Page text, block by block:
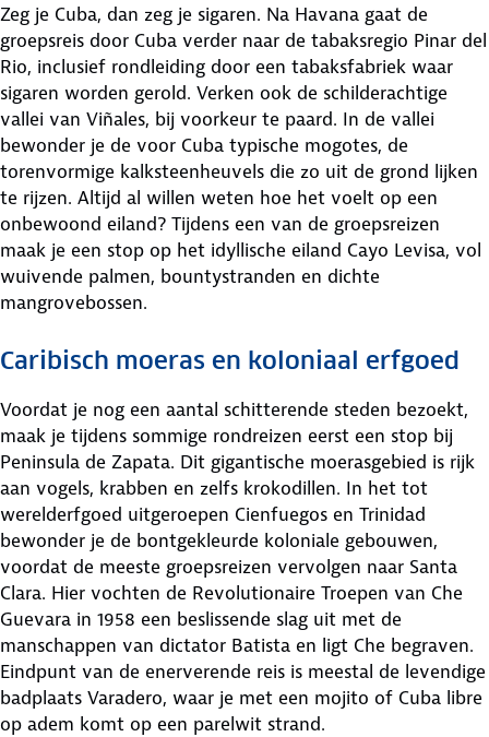
Zeg je Cuba, dan zeg je sigaren. Na Havana gaat de
groepsreis door Cuba verder naar de tabaksregio Pinar del
Rio, inclusief rondleiding door een tabaksfabriek waar
sigaren worden gerold. Verken ook de schilderachtige
vallei van Viñales, bij voorkeur te paard. In de vallei
bewonder je de voor Cuba typische mogotes, de
torenvormige kalksteenheuvels die zo uit de grond lijken
te rijzen. Altijd al willen weten hoe het voelt op een
onbewoond eiland? Tijdens een van de groepsreizen
maak je een stop op het idyllische eiland Cayo Levisa, vol
wuivende palmen, bountystranden en dichte
mangrovebossen.
Caribisch moeras en koloniaal erfgoed
Voordat je nog een aantal schitterende steden bezoekt,
maak je tijdens sommige rondreizen eerst een stop bij
Peninsula de Zapata. Dit gigantische moerasgebied is rijk
aan vogels, krabben en zelfs krokodillen. In het tot
werelderfgoed uitgeroepen Cienfuegos en Trinidad
bewonder je de bontgekleurde koloniale gebouwen,
voordat de meeste groepsreizen vervolgen naar Santa
Clara. Hier vochten de Revolutionaire Troepen van Che
Guevara in 1958 een beslissende slag uit met de
manschappen van dictator Batista en ligt Che begraven.
Eindpunt van de enerverende reis is meestal de levendige
badplaats Varadero, waar je met een mojito of Cuba libre
op adem komt op een parelwit strand.